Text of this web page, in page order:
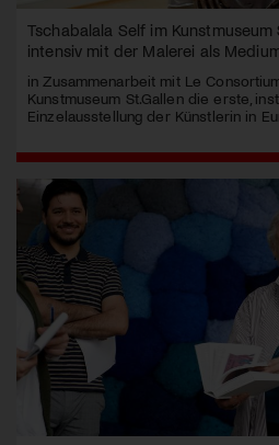
Tschabalala Self im
intensiv mit der Malerei als
in Zusammenarbeit mit Le
Kunstmuseum St.Gallen die erste,
Einzelausstellung der Künstlerin in